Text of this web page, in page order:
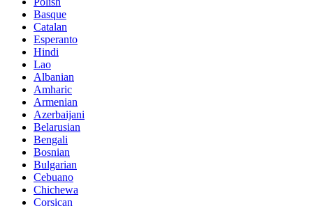
Basque
Catalan
Esperanto
Hindi
Lao
Albanian
Amharic
Armenian
Azerbaijani
Belarusian
Bengali
Bosnian
Bulgarian
Cebuano
Chichewa
Corsican